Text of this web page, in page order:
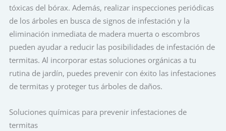
tóxicas del bórax. Además, realizar inspecciones periódicas
de los árboles en busca de signos de infestación y la
eliminación inmediata de madera muerta o escombros
pueden ayudar a reducir las posibilidades de infestación de
termitas. Al incorporar estas soluciones orgánicas a tu
rutina de jardín, puedes prevenir con éxito las infestaciones
de termitas y proteger tus árboles de daños.
Soluciones químicas para prevenir infestaciones de
termitas